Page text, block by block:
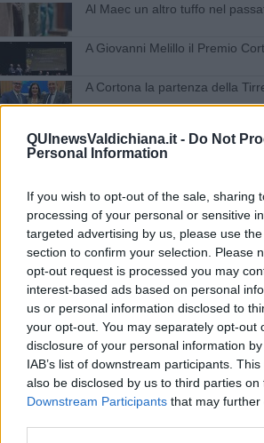
QUInewsValdichiana.it - Do Not
Personal Information
If you wish to opt-out of the sale, sharing
processing of your personal or sensitive
targeted advertising by us, please use
section to confirm your selection. Please
opt-out request is processed you may
interest-based ads based on personal
us or personal information disclosed to
your opt-out. You may separately opt-out
disclosure of your personal information
IAB’s list of downstream participants.
also be disclosed by us to third parties on
Downstream Participants that may
Al Maec un altro tuffo nel
A Giovanni Melillo il Premio
​A Cortona la partenza della
Il Maec chiude il 2015 con il
Turismo, il 2021 fa meglio del
Cortona incornicia un'estate con
Il circolo "Severini" omaggia il
"Luci dalle tenebre", la mostra
Il Natale cortonese pronto al